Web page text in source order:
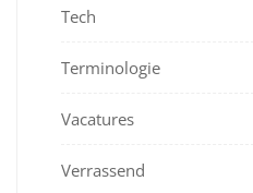
Tech
Terminologie
Vacatures
Verrassend